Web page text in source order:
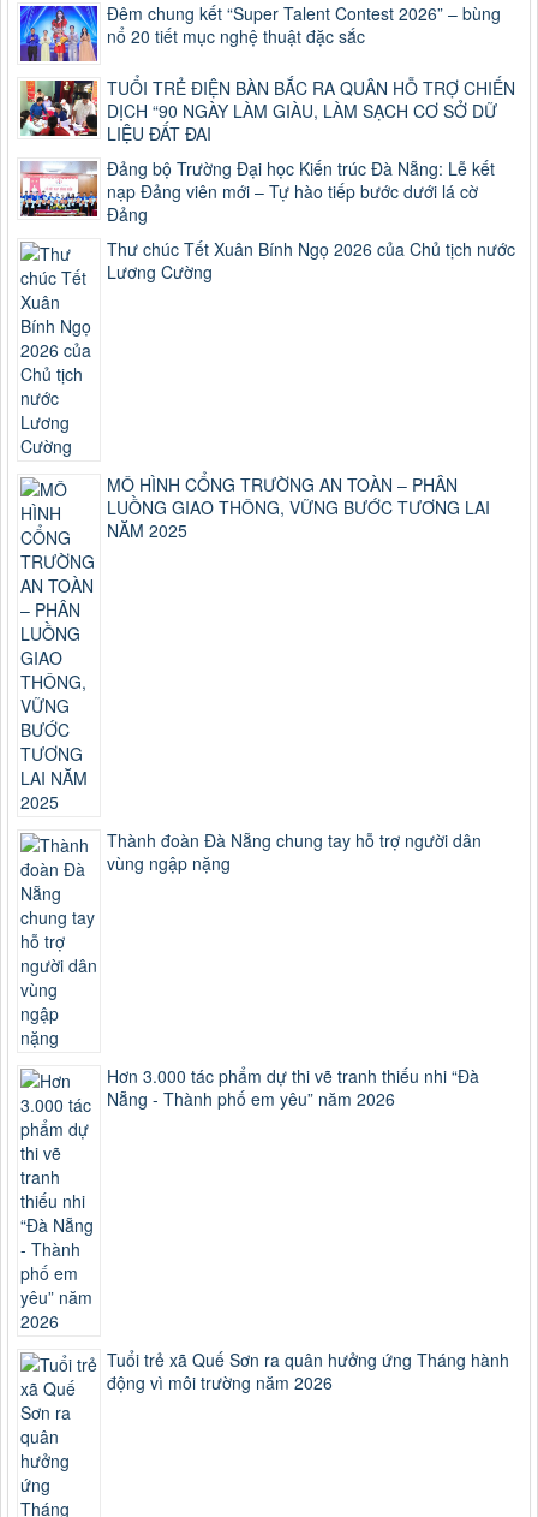
Đêm chung kết “Super Talent Contest 2026” – bùng
nổ 20 tiết mục nghệ thuật đặc sắc
TUỔI TRẺ ĐIỆN BÀN BẮC RA QUÂN HỖ TRỢ CHIẾN
DỊCH “90 NGÀY LÀM GIÀU, LÀM SẠCH CƠ SỞ DỮ
LIỆU ĐẤT ĐAI
Đảng bộ Trường Đại học Kiến trúc Đà Nẵng: Lễ kết
nạp Đảng viên mới – Tự hào tiếp bước dưới lá cờ
Đảng
Thư chúc Tết Xuân Bính Ngọ 2026 của Chủ tịch nước
Lương Cường
MÔ HÌNH CỔNG TRƯỜNG AN TOÀN – PHÂN
LUỒNG GIAO THÔNG, VỮNG BƯỚC TƯƠNG LAI
NĂM 2025
Thành đoàn Đà Nẵng chung tay hỗ trợ người dân
vùng ngập nặng
Hơn 3.000 tác phẩm dự thi vẽ tranh thiếu nhi “Đà
Nẵng - Thành phố em yêu” năm 2026
Tuổi trẻ xã Quế Sơn ra quân hưởng ứng Tháng hành
động vì môi trường năm 2026